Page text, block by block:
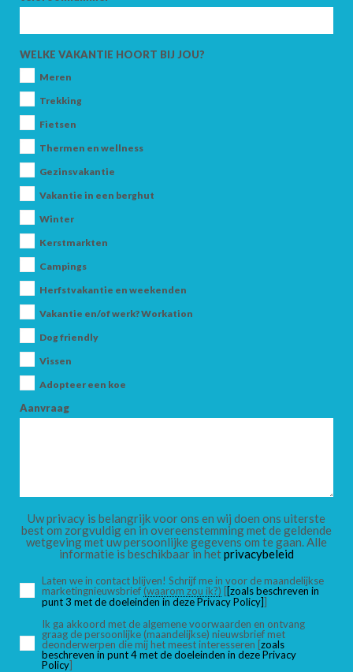
WELKE VAKANTIE HOORT BIJ JOU?
Meren
Trekking
Fietsen
Thermen en wellness
Gezinsvakantie
Vakantie in een berghut
Winter
Kerstmarkten
Campings
Herfstvakantie en weekenden
Vakantie en/of werk? Workation
Dog friendly
Vissen
Adopteer een koe
Aanvraag
Uw privacy is belangrijk voor ons en wij doen ons uiterste
best om zorgvuldig en in overeenstemming met de geldende
wetgeving met uw persoonlijke gegevens om te gaan. Alle
informatie is beschikbaar in hetprivacybeleid
Laten we in contact blijven! Schrijf me in voor de maandelijkse
marketingnieuwsbrief (waarom zou ik?) [[zoals beschreven in
punt 3 met de doeleinden in deze Privacy Policy]]
Ik ga akkoord met de algemene voorwaarden en ontvang
graag de persoonlijke (maandelijkse) nieuwsbrief met
deonderwerpen die mij het meest interesseren [zoals
beschreven in punt 4 met de doeleinden in deze Privacy
Policy]